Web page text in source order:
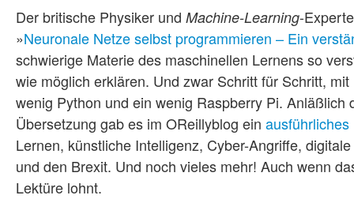
Der britische Physiker und Machine-Learning-
»Neuronale Netze selbst programmieren – Ein
schwierige Materie des maschinellen Lernens so
wie möglich erklären. Und zwar Schritt für Schritt,
wenig Python und ein wenig Raspberry Pi. Anläßlich
Übersetzung gab es im OReillyblog ein
Lernen, künstliche Intelligenz, Cyber-Angriffe,
und den Brexit. Und noch vieles mehr! Auch wenn
Lektüre lohnt.